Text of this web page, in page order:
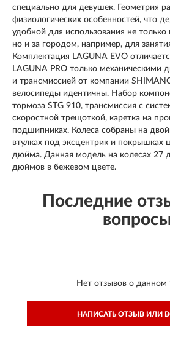
специально для девушек. Геометрия
физиологических особенностей, что
удобной для использования не только
но и за городом, например, для
Комплектация LAGUNA EVO
LAGUNA PRO только механическими
и трансмиссией от компании
велосипеды идентичны. Набор
тормоза STG 910, трансмиссия с
скоростной трещоткой, каретка на
подшипниках. Колеса собраны на
втулках под эксцентрик и покрышках
дюйма. Данная модель на колесах 27
дюймов в бежевом цвете.
Последние
Нет отзывов о данном
НАПИСАТЬ ОТЗЫВ ИЛИ